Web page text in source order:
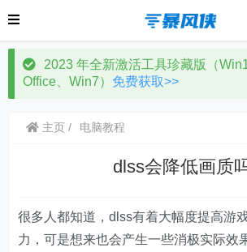
2023 年全新激活工具珍藏版（
Office、Win7） 免费获取>>
主页 电脑教程
dlss会降低画质
很多人都知道，dlss有着大幅度提高游
力，可是想来也会产生一些消极实际效